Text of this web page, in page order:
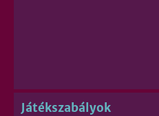
Játékszabályok